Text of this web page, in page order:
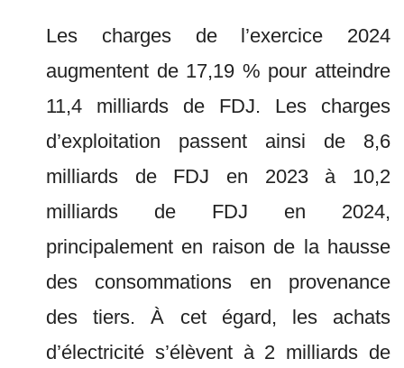
Les charges de l’exercice 2024
augmentent de 17,19 % pour atteindre
11,4 milliards de FDJ. Les charges
d’exploitation passent ainsi de 8,6
milliards de FDJ en 2023 à 10,2
milliards de FDJ en 2024,
principalement en raison de la hausse
des consommations en provenance
des tiers. À cet égard, les achats
d’électricité s’élèvent à 2 milliards de